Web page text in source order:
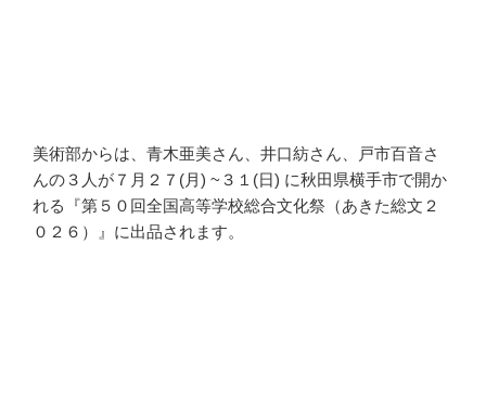
美術部からは、青木亜美さん、井口紡さん、戸市百音さ
んの３人が７月２７(月) ~３１(日) に秋田県横手市で開か
れる『第５０回全国高等学校総合文化祭（あきた総文２
０２６）』に出品されます。